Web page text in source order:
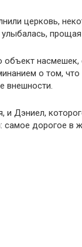
церковь,
прощая
объект насмешек,
о том,
внешности.
и Дэниел,
самое дорогое в